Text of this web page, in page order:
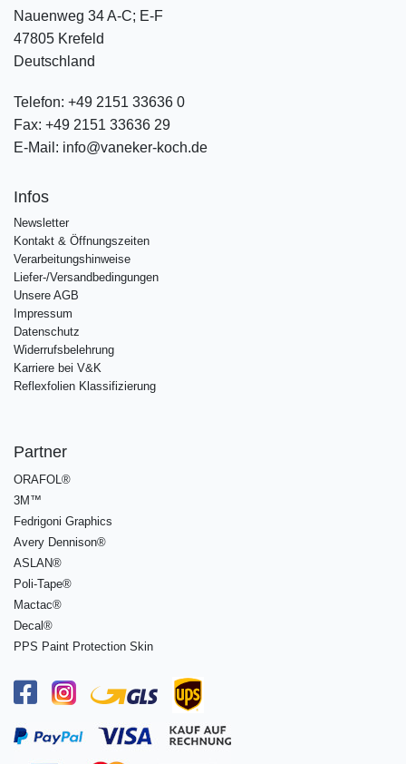
Nauenweg 34 A-C; E-F
47805 Krefeld
Deutschland
Telefon: +49 2151 33636 0
Fax: +49 2151 33636 29
E-Mail: info@vaneker-koch.de
Infos
Newsletter
Kontakt & Öffnungszeiten
Verarbeitungshinweise
Liefer-/Versandbedingungen
Unsere AGB
Impressum
Datenschutz
Widerrufsbelehrung
Karriere bei V&K
Reflexfolien Klassifizierung
Partner
ORAFOL®
3M™
Fedrigoni Graphics
Avery Dennison®
ASLAN®
Poli-Tape®
Mactac®
Decal®
PPS Paint Protection Skin